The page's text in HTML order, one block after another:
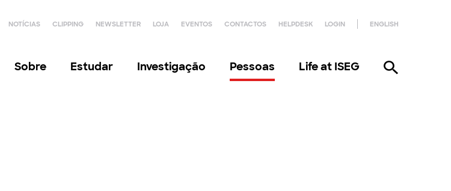
NOTÍCIAS CLIPPING NEWSLETTER LOJA EVENTOS CONTACTOS HELPDESK LOGIN ENGLISH
Sobre Estudar Investigação Pessoas Life at ISEG